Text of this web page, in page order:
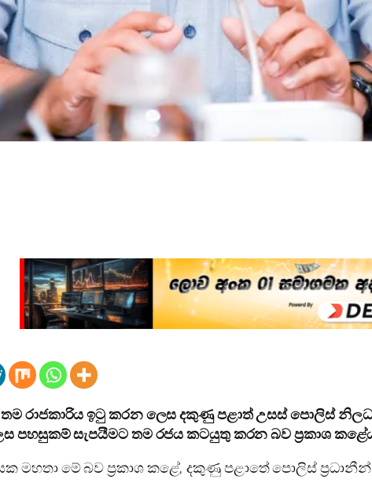
රාජකාරිය ඉටු කරන ලෙස දකුණු පළාත් උසස් පොලිස්
පහසුකම් සැපයීමට තම රජය කටයුතු කරන බව ප්‍රකාශ
මහතා මේ බව ප්‍රකාශ කළේ, දකුණු පළාතේ පොලිස්